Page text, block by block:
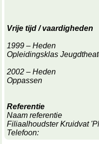
Vrije tijd / vaardigheden
1999 – Heden
Opleidingsklas
2002 – Heden
Oppassen
Referentie
Naam referentie
Filiaalhoudster Kruidvat
Telefoon: